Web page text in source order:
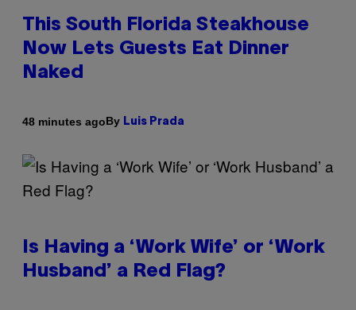
This South Florida Steakhouse
Now Lets Guests Eat Dinner
Naked
48 minutes agoBy Luis Prada
Is Having a ‘Work Wife’ or ‘Work
Husband’ a Red Flag?